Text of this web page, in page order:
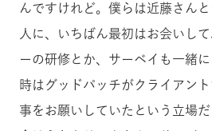
んですけれど。僕らは近藤さん
人に、いちばん最初はお会いし
ーの研修とか、サーベイも一緒
時はグッドパッチがクライアン
事をお願いしていたという立場だ